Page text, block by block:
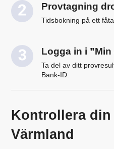
Provtagning
Tidsbokning på ett
Logga in i ”Min
Ta del av ditt
Bank-ID.
Kontrollera din
Värmland